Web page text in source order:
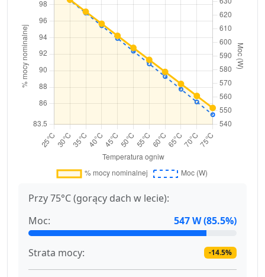
Przy 75°C (gorący dach w lecie):
Moc:
547 W (85.5%)
Strata mocy: -14.5%